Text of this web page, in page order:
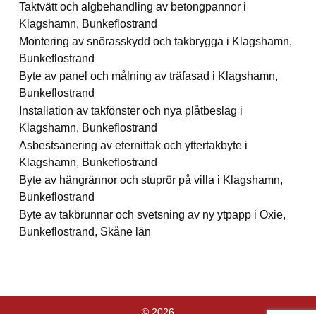
Taktvätt och algbehandling av betongpannor i
Klagshamn, Bunkeflostrand
Montering av snörasskydd och takbrygga i Klagshamn,
Bunkeflostrand
Byte av panel och målning av träfasad i Klagshamn,
Bunkeflostrand
Installation av takfönster och nya plåtbeslag i
Klagshamn, Bunkeflostrand
Asbestsanering av eternittak och yttertakbyte i
Klagshamn, Bunkeflostrand
Byte av hängrännor och stuprör på villa i Klagshamn,
Bunkeflostrand
Byte av takbrunnar och svetsning av ny ytpapp i Oxie,
Bunkeflostrand, Skåne län